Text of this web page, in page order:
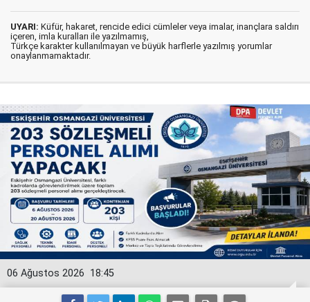
UYARI: Küfür, hakaret, rencide edici cümleler veya imalar, inançlara saldırı
içeren, imla kuralları ile yazılmamış,
Türkçe karakter kullanılmayan ve büyük harflerle yazılmış yorumlar
onaylanmamaktadır.
18:45
06 Ağustos 2026